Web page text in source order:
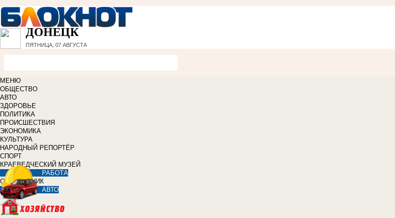
ДОНЕЦК
ПЯТНИЦА, 07 АВГУСТА
МЕНЮ
ОБЩЕСТВО
АВТО
ЗДОРОВЬЕ
ПОЛИТИКА
ПРОИСШЕСТВИЯ
ЭКОНОМИКА
КУЛЬТУРА
НАРОДНЫЙ РЕПОРТЁР
СПОРТ
КРАЕВЕДЧЕСКИЙ МУЗЕЙ
РАБОТА
СПРАВОЧНИК
АВТО